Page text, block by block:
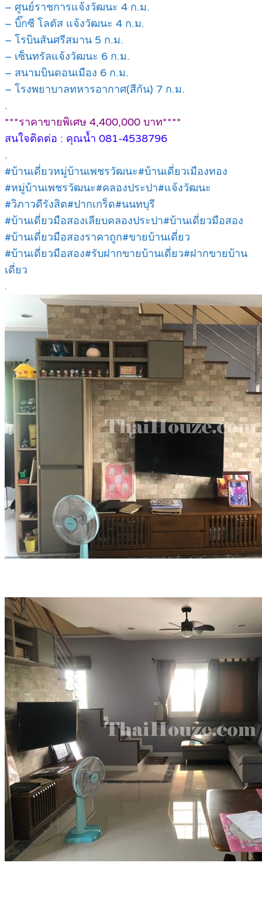
– ศูนย์ราชการแจ้งวัฒนะ 4 ก.ม.
– บิ๊กซี โลตัส แจ้งวัฒนะ 4 ก.ม.
– โรบินสันศรีสมาน 5 ก.ม.
– เซ็นทรัลแจ้งวัฒนะ 6 ก.ม.
– สนามบินดอนเมือง 6 ก.ม.
– โรงพยาบาลทหารอากาศ(สีกัน) 7 ก.ม.
.
***ราคาขายพิเศษ 4,400,000 บาท****
สนใจติดต่อ : คุณน้ำ 081-4538796
.
#บ้านเดี่ยวหมู่บ้านเพชรวัฒนะ#บ้านเดี่ยวเมืองทอง
#หมู่บ้านเพชรวัฒนะ#คลองประปา#แจ้งวัฒนะ
#วิภาวดีรังสิต#ปากเกร็ด#นนทบุรี
#บ้านเดี่ยวมือสองเลียบคลองประปา#บ้านเดี่ยวมือสอง
#บ้านเดี่ยวมือสองราคาถูก#ขายบ้านเดี่ยว
#บ้านเดี่ยวมือสอง#รับฝากขายบ้านเดี่ยว#ฝากขายบ้าน
เดี่ยว
.